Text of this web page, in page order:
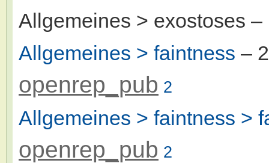
Allgemeines > exostoses –
Allgemeines > faintness –
openrep_pub 2
Allgemeines > faintness >
openrep_pub 2